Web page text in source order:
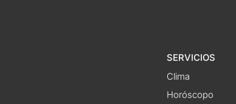
SERVICIOS
Clima
Horóscopo